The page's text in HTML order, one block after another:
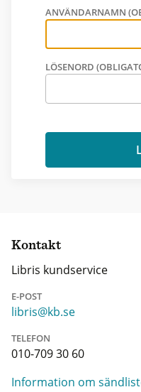
ANVÄNDARNAMN
LÖSENORD
Kontakt
Libris kundservice
E-POST
libris@kb.se
TELEFON
010-709 30 60
Information om